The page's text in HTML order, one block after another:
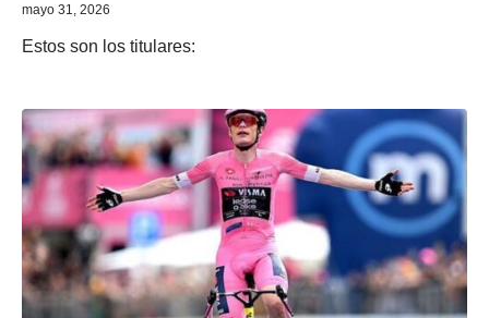
mayo 31, 2026
Estos son los titulares: